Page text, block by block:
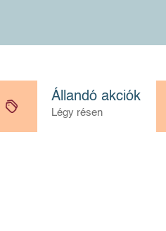
Állandó akciók
Légy résen